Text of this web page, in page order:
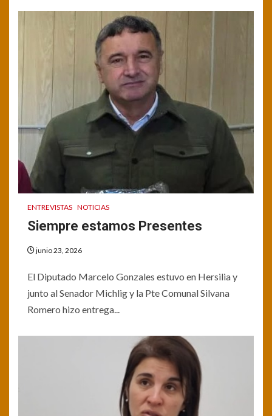
ENTREVISTAS NOTICIAS
Siempre estamos Presentes
junio 23, 2026
El Diputado Marcelo Gonzales estuvo en Hersilia y
junto al Senador Michlig y la Pte Comunal Silvana
Romero hizo entrega...